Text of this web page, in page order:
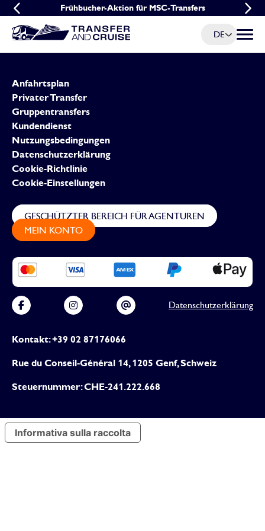
Gruppenangebot für MSC-Transfers
Frühbucher-Aktion für MSC-Transfers
DE Menü
Anfahrtsplan
Privater Transfer
Gruppentransfers
Kundendienst
Nutzungsbedingungen
Datenschutzerklärung
Cookie-Richtlinie
Cookie-Einstellungen
Kontakt: +39 02 87176066
Rue du Conseil-Général 14, 1205 Genf, Schweiz
Steuernummer: CHE-241.222.668
GESCHÜTZTER BEREICH FÜR AGENTUREN
MEIN KONTO
Datenschutzerklärung
Informativa sulla raccolta